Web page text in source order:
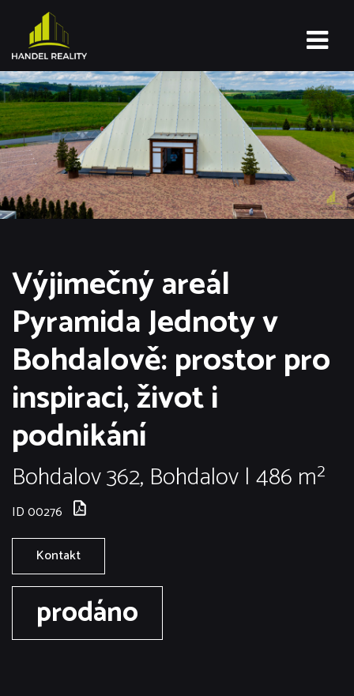
Výjimečný areál
Pyramida Jednoty v
Bohdalově: prostor pro
inspiraci, život i
podnikání
Bohdalov 362, Bohdalov | 486 m²
ID 00276
Kontakt
prodáno